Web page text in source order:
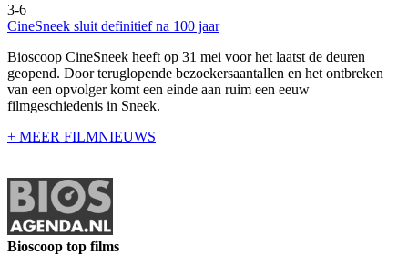
3-6
CineSneek sluit definitief na 100 jaar
Bioscoop CineSneek heeft op 31 mei voor het laatst de deuren
geopend. Door teruglopende bezoekersaantallen en het ontbreken
van een opvolger komt een einde aan ruim een eeuw
filmgeschiedenis in Sneek.
+ MEER FILMNIEUWS
Bioscoop top films